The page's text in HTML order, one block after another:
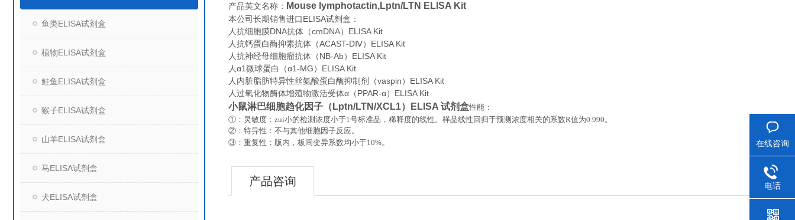
鱼类ELISA试剂盒
植物ELISA试剂盒
鲑鱼ELISA试剂盒
猴子ELISA试剂盒
山羊ELISA试剂盒
马ELISA试剂盒
犬ELISA试剂盒
产品英文名称： Mouse lymphotactin,Lptn/LTN ELISA Kit
本公司长期销售进口ELISA试剂盒：
人抗细胞膜DNA抗体（cmDNA）ELISA Kit
人抗钙蛋白酶抑素抗体（ACAST-DⅣ）ELISA Kit
人抗神经母细胞瘤抗体（NB-Ab）ELISA Kit
人α1微球蛋白（α1-MG）ELISA Kit
人内脏脂肪特异性丝氨酸蛋白酶抑制剂（vaspin）ELISA Kit
人过氧化物酶体增殖物激活受体α（PPAR-α）ELISA Kit
小鼠淋巴细胞趋化因子（Lptn/LTN/XCL1）ELISA 试剂盒性能：
①：灵敏度：zui小的检测浓度小于1号标准品，稀释度的线性。样品线性回归于预测浓度相关的系数R值为0.990。
②：特异性：不与其他细胞因子反应。
③：重复性：版内，板间变异系数均小于10%。
产品咨询
在线咨询
电话